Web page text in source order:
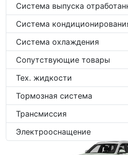
Система выпуска
Система
Система охлаждения
Сопутствующие товары
Тех. жидкости
Тормозная система
Трансмиссия
Электрооснащение